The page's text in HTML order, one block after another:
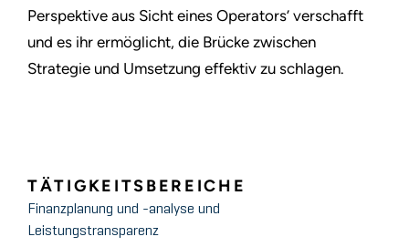
Perspektive aus Sicht eines Operators’ verschafft
und es ihr ermöglicht, die Brücke zwischen
Strategie und Umsetzung effektiv zu schlagen.
TÄTIGKEITSBEREICHE
Finanzplanung und -analyse und
Leistungstransparenz